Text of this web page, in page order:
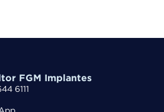
FGM Implantes
6111